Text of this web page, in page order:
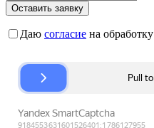
Оставить заявку
Даю согласие на